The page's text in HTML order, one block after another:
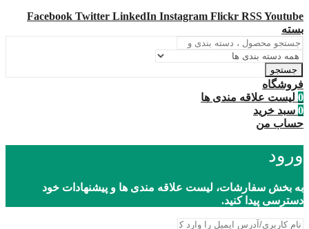
Facebook Twitter LinkedIn Instagram Flickr RSSYoutube
بسته
جستجو
فروشگاه
0 لیست علاقه مندی ها
0 سبد خرید
حساب من
ورود
به بخش سفارشات، لیست علاقه مندی ها و پیشنهادات خود
دسترسی پیدا کنید.